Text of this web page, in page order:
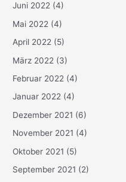
Juni 2022 (4)
Mai 2022 (4)
April 2022 (5)
März 2022 (3)
Februar 2022 (4)
Januar 2022 (4)
Dezember 2021 (6)
November 2021 (4)
Oktober 2021 (5)
September 2021 (2)